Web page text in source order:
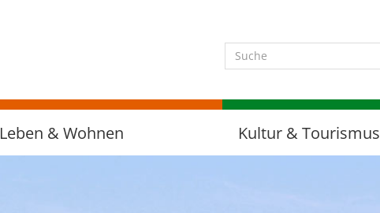
Leben & Wohnen Kultur & Tourismus